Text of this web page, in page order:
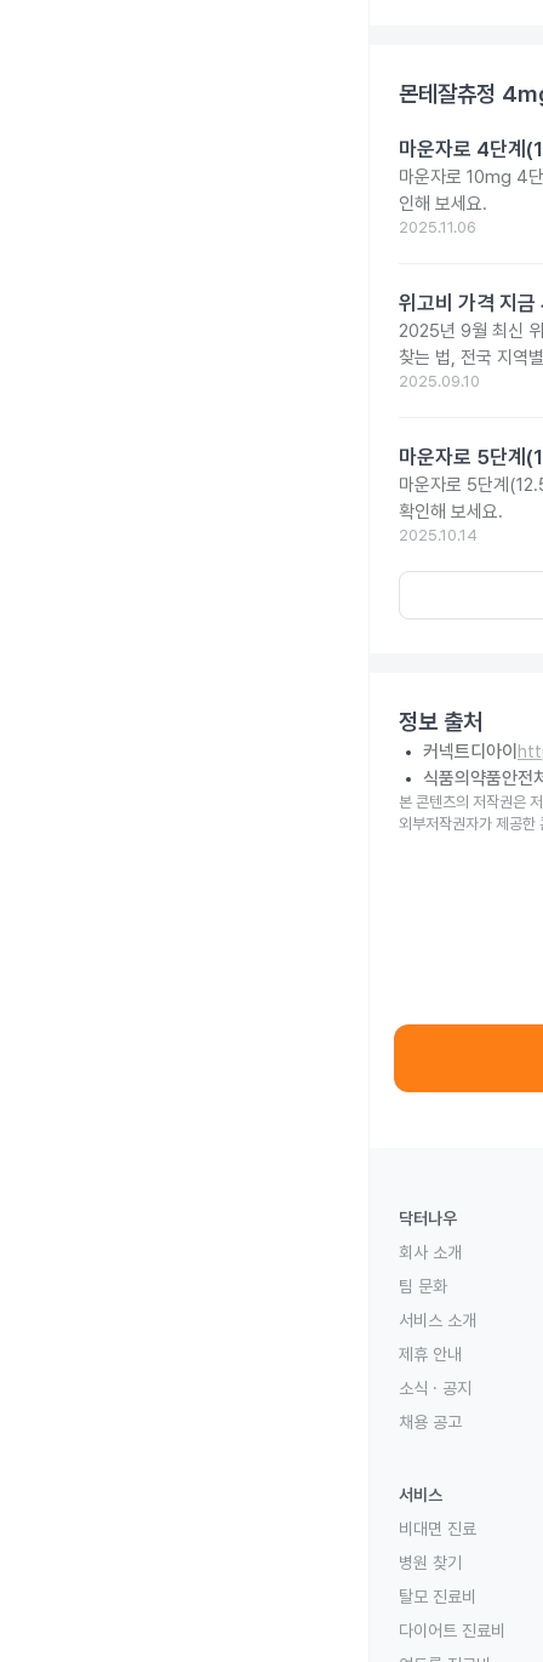
몬테잘츄정
마운자로 4단계
마운자로 10mg 4
인해 보세요.
2025.11.06
위고비 가격 지금
2025년 9월 최신
찾는 법, 전국 지역
2025.09.10
마운자로 5단계
마운자로 5단계
확인해 보세요.
2025.10.14
정보 출처
커넥트디아이
식품의약품안전
본 콘텐츠의 저작권은
외부저작권자가 제공한
닥터나우
회사 소개
팀 문화
서비스 소개
제휴 안내
소식 · 공지
채용 공고
서비스
비대면 진료
병원 찾기
탈모 진료비
다이어트 진료비